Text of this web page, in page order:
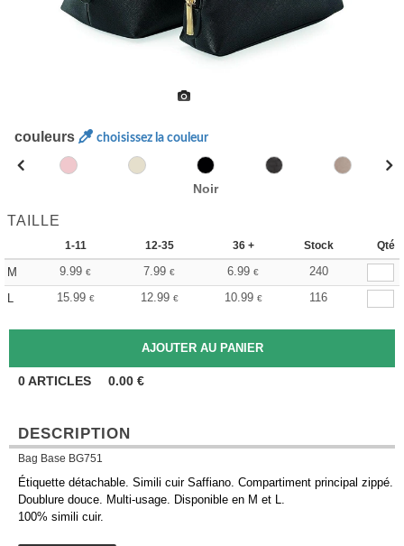
couleurs choisissez la couleur
Noir
TAILLE
1-11 12-35 36 + Stock Qté
M 9.99 € 7.99 € 6.99 €
240
L
15.99 € 12.99 € 10.99 € 116
0ARTICLES 0.00 €
DESCRIPTION
Bag Base BG751
Étiquette détachable. Simili cuir Saffiano. Compartiment principal zippé.
Doublure douce. Multi-usage. Disponible en M et L.
100% simili cuir.